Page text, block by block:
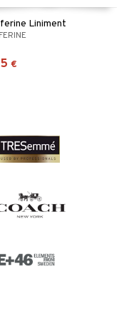
Liniment
€